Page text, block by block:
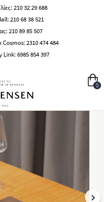
210 32 29 688
210 68 38 521
210 89 85 507
Cosmos:2310 474 484
Link:6985 854 397
0